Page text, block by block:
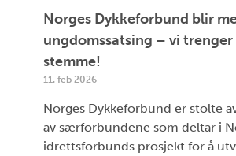
Norges Dykkeforbund blir
ungdomssatsing – vi trenger
stemme!
11. feb 2026
Norges Dykkeforbund er stolte
av særforbundene som deltar i
idrettsforbunds prosjekt for å